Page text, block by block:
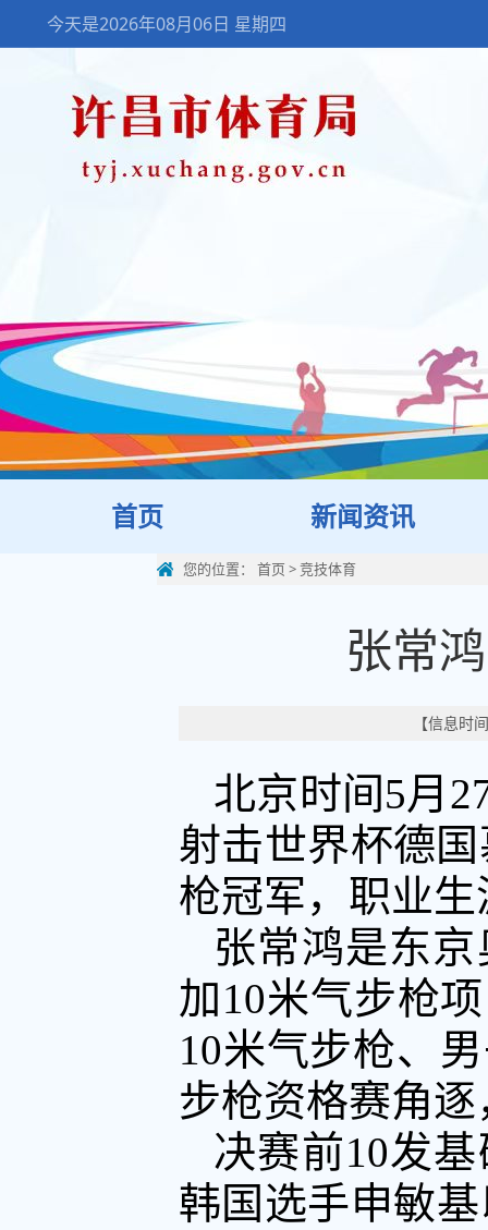
今天是2026年08月06日 星期四
首页 新闻资讯
您的位置： 首页 >竞技体育
张常
【信息
北京时间5月
射击世界杯德
枪冠军，职业
张常鸿是东
加10米气步枪
10米气步枪、
步枪资格赛角
决赛前10发
韩国选手申敏